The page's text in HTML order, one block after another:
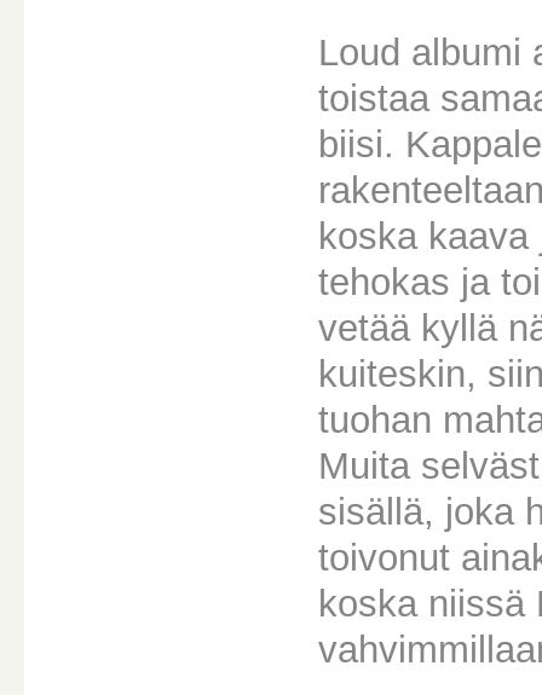
Loud albumi
toistaa
biisi.
koska kaava
tehokas ja
vetää kyllä
kuiteskin,
tuohan
Muita
sisällä, joka
toivonut
koska niissä